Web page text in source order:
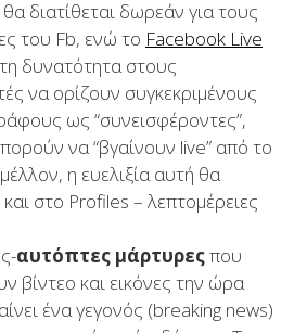
διατίθεται δωρεάν για τους
του Fb, ενώ το Facebook Live
δυνατότητα στους
να ορίζουν συγκεκριμένους
ως “συνεισφέροντες”,
να “βγαίνουν live” από το
η ευελιξία αυτή θα
και στο Profiles – λεπτομέρειες
αυτόπτες μάρτυρεςπου
βίντεο και εικόνες την ώρα
ένα γεγονός (breaking news)